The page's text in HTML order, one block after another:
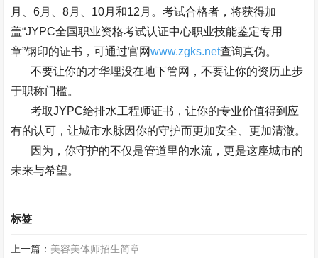
月、6月、8月、 10月和12 月。考试合格者，将获得加
盖“JYPC全国职业资格考试认证中心职业技能鉴定专用
章”钢印的证书，可通过官网www.zgks.net查询真伪。
不要让你的才华埋没在地下管网，不要让你的资历止步
于职称门槛。
考取JYPC给排水工程师证书，让你的专业价值得到应
有的认可，让城市水脉因你的守护而更加安全、更加清澈。
因为，你守护的不仅是管道里的水流，更是这座城市的
未来与希望。
标签
上一篇： 美容美体师招生简章